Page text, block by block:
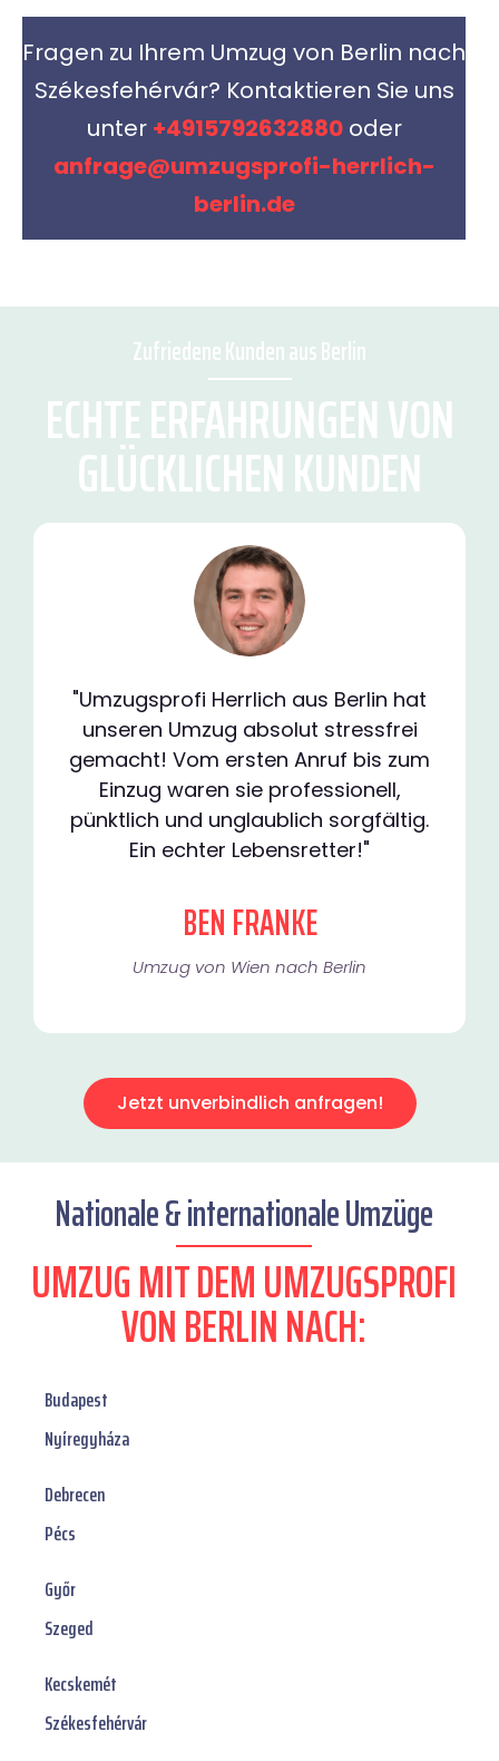
Fragen zu Ihrem Umzug von Berlin nach
Székesfehérvár? Kontaktieren Sie uns
unter +4915792632880oder
anfrage@umzugsprofi-herrlich-
berlin.de
Zufriedene Kunden aus Berlin
ECHTE ERFAHRUNGEN VON
GLÜCKLICHEN KUNDEN
"Umzugsprofi Herrlich aus Berlin hat
unseren Umzug absolut stressfrei
gemacht! Vom ersten Anruf bis zum
Einzug waren sie professionell,
pünktlich und unglaublich sorgfältig.
Ein echter Lebensretter!"
BEN FRANKE
Umzug von Wien nach Berlin
Jetzt unverbindlich anfragen!
Nationale & internationale Umzüge
UMZUG MIT DEM UMZUGSPROFI
VON BERLIN NACH:
Budapest
Nyíregyháza
Debrecen
Pécs
Győr
Szeged
Kecskemét
Székesfehérvár